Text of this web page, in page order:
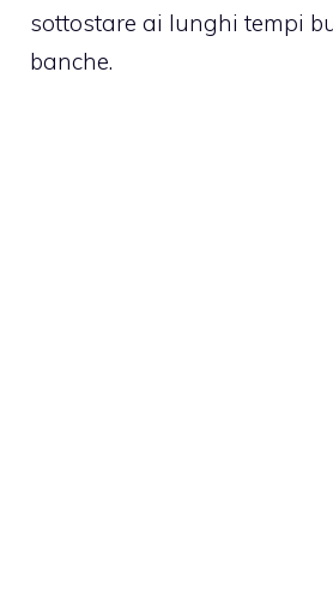
sottostare ai lunghi tempi
banche.